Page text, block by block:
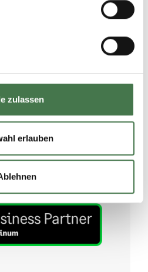
zulassen
erlauben
entstehen im Zusammenspiel
Partnerschaften. Gemeinsam
und schaffen nachhaltigen